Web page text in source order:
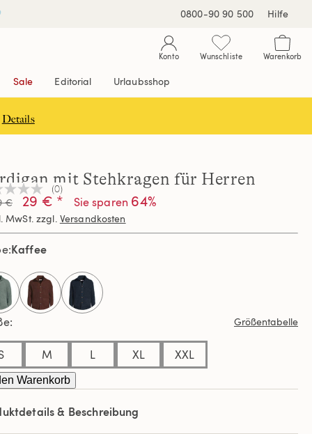
0800-90 90 500 Hilfe
Konto Wunschliste Warenkorb
Sale Editorial Urlaubsshop
Details
mit Stehkragen für Herren
(0)
€ 29 € * Sie sparen 64%
MwSt. zzgl. Versandkosten
Kaffee
selected
Größentabelle
M L XL XXL
Warenkorb
& Beschreibung